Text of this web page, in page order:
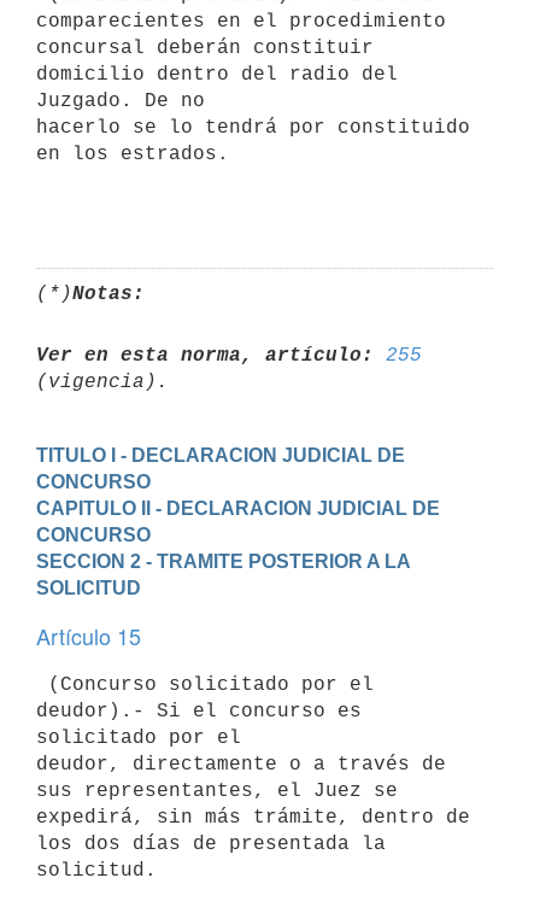
comparecientes en el procedimiento
concursal deberán constituir
domicilio dentro del radio del
Juzgado. De no
hacerlo se lo tendrá por constituido
en los estrados.
(*)Notas:
Ver en esta norma, artículo:
255
TITULO I - DECLARACION JUDICIAL DE
CONCURSO
CAPITULO II - DECLARACION JUDICIAL DE
CONCURSO
SECCION 2 - TRAMITE POSTERIOR A LA
SOLICITUD
Artículo 15
deudor).- Si el concurso es
solicitado por el
deudor, directamente o a través de
sus representantes, el Juez se
expedirá, sin más trámite, dentro de
los dos días de presentada la